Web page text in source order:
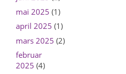
mai 2025 (1)
april 2025 (1)
mars 2025 (2)
februar
2025 (4)